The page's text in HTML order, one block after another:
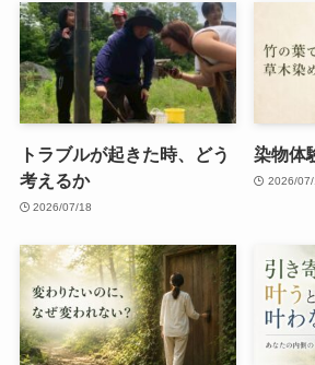
トラブルが起きた時、どう
考えるか
2026/07/18
染物体
2026/07/